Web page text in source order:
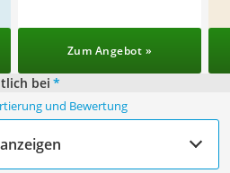
Zum Angebot »
bei *
und Bewertung